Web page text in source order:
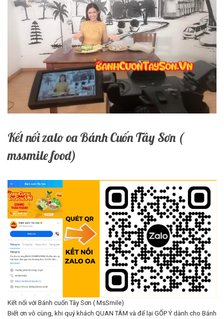
Kết nối zalo oa Bánh Cuốn Tây Sơn (
mssmile food)
Kết nối với Bánh cuốn Tây Sơn ( MsSmile)
Biết ơn vô cùng, khi quý khách QUAN TÂM và để lại GỐP Ý dành cho Bánh